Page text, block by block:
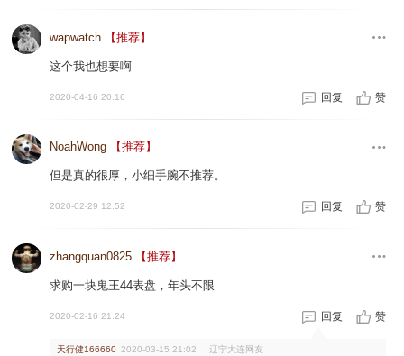
wapwatch 【推荐】
这个我也想要啊
2020-04-16 20:16 回复 赞
NoahWong 【推荐】
但是真的很厚，小细手腕不推荐。
2020-02-29 12:52 回复 赞
zhangquan0825 【推荐】
求购一块鬼王44表盘，年头不限
2020-02-16 21:24 回复 赞
天行健166660 2020-03-15 21:02 辽宁大连网友